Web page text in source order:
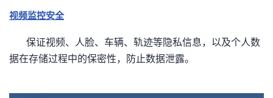
视频监控安全
保证视频、人脸、车辆、轨迹等隐私信息，以及个人数
据在存储过程中的保密性，防止数据泄露。